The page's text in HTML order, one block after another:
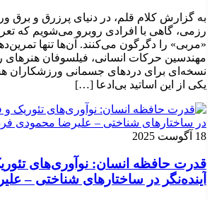
به گزارش کلام قلم، در دنیای پرزرق و برق
رزمی، گاهی با افرادی روبرو می‌شویم که
«مربی» را دگرگون می‌کنند. آن‌ها تنها
مهندسین حرکات انسانی، فیلسوفان
نسخه‌ای برای دردهای جسمانی ورزشکاران
یکی از این اساتید بی‌ادعا […]
18 آگوست 2025
قدرت حافظه انسان: نوآوری‌های
آینده‌نگر در ساختارهای شناختی –